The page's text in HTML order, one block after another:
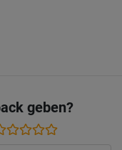
geben?